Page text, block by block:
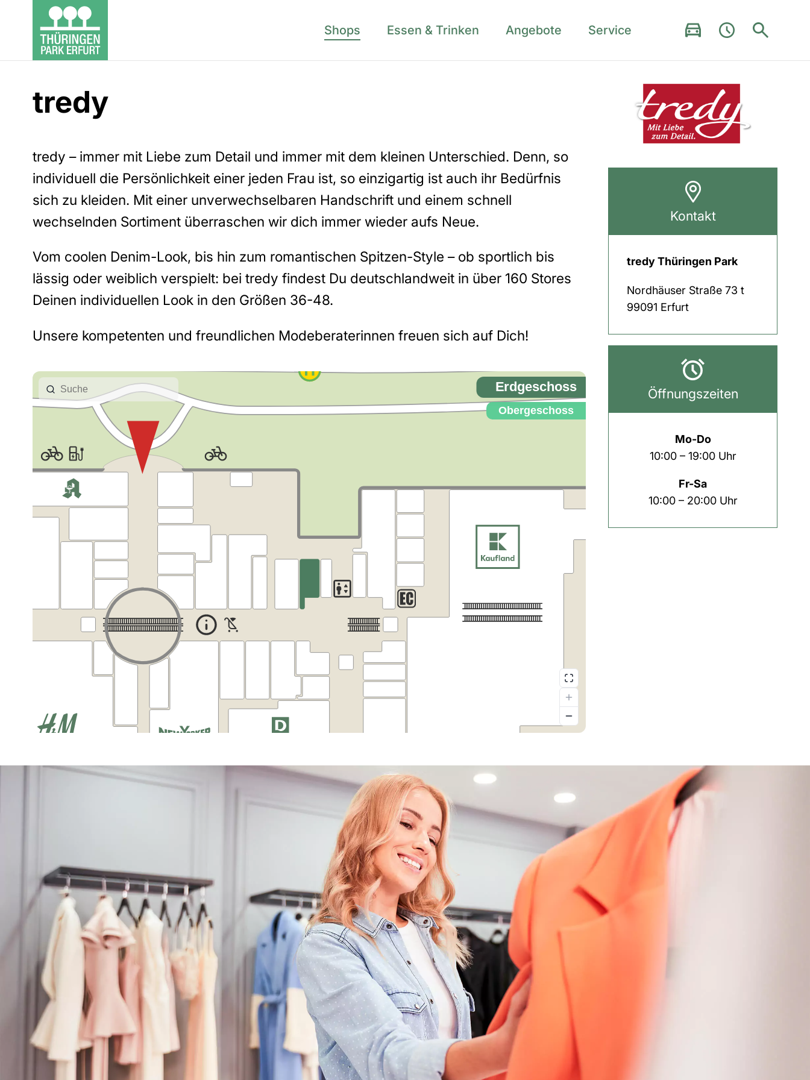
Shops Essen & Trinken Angebote Service
tredy
tredy – immer mit Liebe zum Detail und immer mit dem kleinen Unterschied. Denn, so
individuell die Persönlichkeit einer jeden Frau ist, so einzigartig ist auch ihr Bedürfnis
sich zu kleiden. Mit einer unverwechselbaren Handschrift und einem schnell
wechselnden Sortiment überraschen wir dich immer wieder aufs Neue.
Vom coolen Denim-Look, bis hin zum romantischen Spitzen-Style – ob sportlich bis
lässig oder weiblich verspielt: bei tredy findest Du deutschlandweit in über 160 Stores
Deinen individuellen Look in den Größen 36-48.
Unsere kompetenten und freundlichen Modeberaterinnen freuen sich auf Dich!
Kontakt
tredy Thüringen Park
Nordhäuser Straße 73 t
99091 Erfurt
Öffnungszeiten
Mo-Do
10:00 – 19:00 Uhr
Fr-Sa
10:00 – 20:00 Uhr